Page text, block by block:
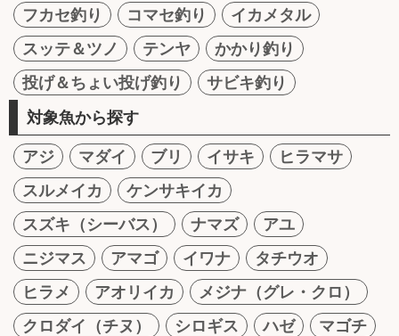
フカセ釣り
コマセ釣り
イカメタル
スッテ＆ツノ
テンヤ
かかり釣り
投げ＆ちょい投げ釣り
サビキ釣り
対象魚から探す
アジ マダイ ブリ イサキ
ヒラマサ
スルメイカ
ケンサキイカ
スズキ（シーバス）
ナマズ
アユ
ニジマス
アマゴ イワナ
タチウオ
ヒラメ
アオリイカ
メジナ（グレ・クロ）
クロダイ（チヌ）
シロギス ハゼ
マゴチ